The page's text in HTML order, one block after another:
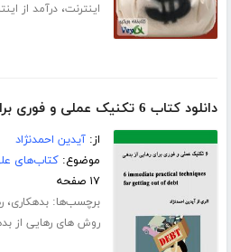
اینترنت،درآمد از
دانلود کتاب 6 تکنیک عملی و فوری برای رهایی از بدهی
از:آیدین احمدنژاد
موضوع:کتاب‌های
۱۷ صفحه
برچسب‌ها:بدهکاری،
روش های رهایی از